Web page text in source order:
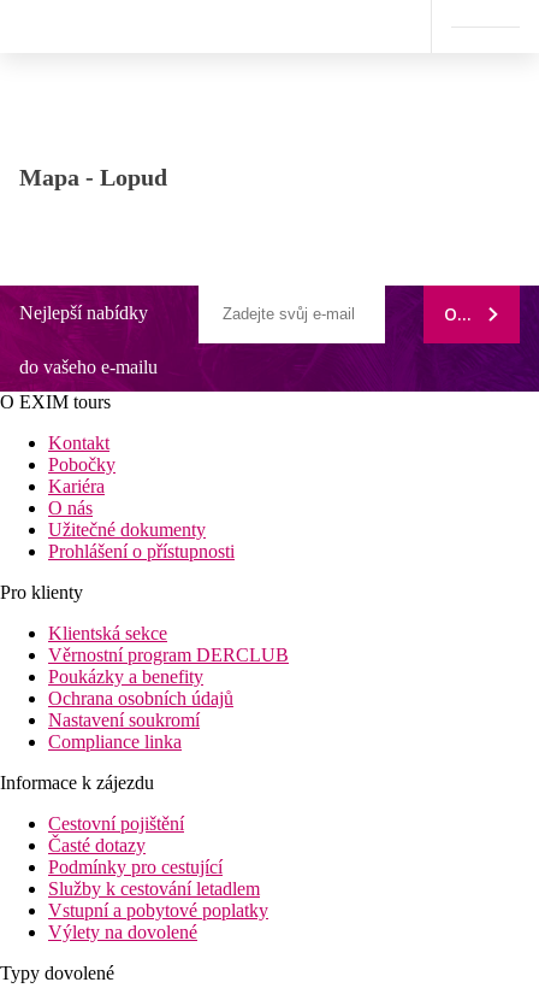
Mapa - Lopud
Nejlepší nabídky
do vašeho e-mailu
ODEBÍRAT
O EXIM tours
Kontakt
Pobočky
Kariéra
O nás
Užitečné dokumenty
Prohlášení o přístupnosti
Pro klienty
Klientská sekce
Věrnostní program DERCLUB
Poukázky a benefity
Ochrana osobních údajů
Nastavení soukromí
Compliance linka
Informace k zájezdu
Cestovní pojištění
Časté dotazy
Podmínky pro cestující
Služby k cestování letadlem
Vstupní a pobytové poplatky
Výlety na dovolené
Typy dovolené